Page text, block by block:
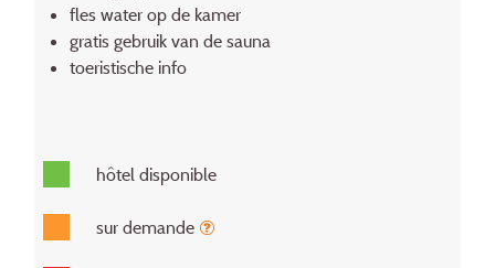
fles water op de kamer
gratis gebruik van de sauna
toeristische info
hôtel disponible
sur demande